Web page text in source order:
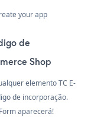
your app
de
Shop
elemento TC E-
de incorporação.
aparecerá!